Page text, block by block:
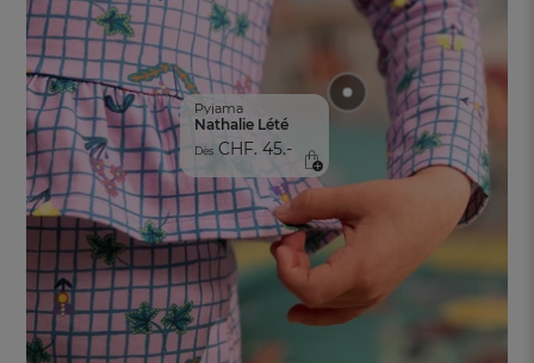
Pyjama
Nathalie Lété
Dès CHF. 45.-